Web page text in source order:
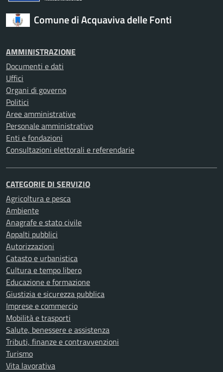
Comune di Acquaviva delle Fonti
AMMINISTRAZIONE
Documenti e dati
Uffici
Organi di governo
Politici
Aree amministrative
Personale amministrativo
Enti e fondazioni
Consultazioni elettorali e referendarie
CATEGORIE DI SERVIZIO
Agricoltura e pesca
Ambiente
Anagrafe e stato civile
Appalti pubblici
Autorizzazioni
Catasto e urbanistica
Cultura e tempo libero
Educazione e formazione
Giustizia e sicurezza pubblica
Imprese e commercio
Mobilità e trasporti
Salute, benessere e assistenza
Tributi, finanze e contravvenzioni
Turismo
Vita lavorativa